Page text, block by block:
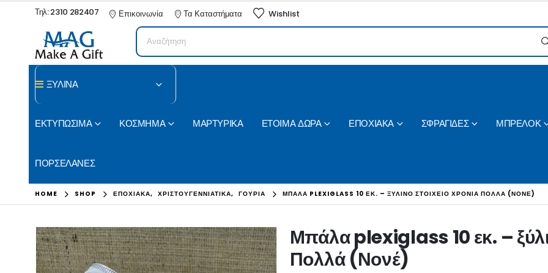
Τηλ: 2310 282407 Επικοινωνία Τα Καταστήματα Wishlist
ΞΥΛΙΝΑ
ΕΚΤΥΠΩΣΙΜΑ ΚΟΣΜΗΜΑ ΜΑΡΤΥΡΙΚΑ ΕΤΟΙΜΑ ΔΩΡΑ ΕΠΟΧΙΑΚΑ ΣΦΡΑΓΙΔΕΣ ΜΠΡΕΛΟΚ
ΠΟΡΣΕΛΑΝΕΣ
HOME SHOP ΕΠΟΧΙΑΚΑ, ΧΡΙΣΤΟΥΓΕΝΝΙΑΤΙΚΑ, ΓΟΥΡΙΑ ΜΠΆΛΑ PLEXIGLASS 10 ΕΚ. – ΞΎΛΙΝΟ ΣΤΟΙΧΕΊΟ ΧΡΌΝΙΑ ΠΟΛΛΆ (ΝΟΝΈ)
Μπάλα plexiglass 10 εκ. –
Πολλά (Νονέ)